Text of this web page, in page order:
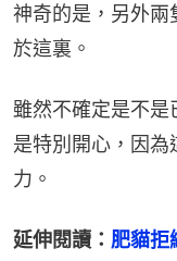
神奇的是，另外兩
於這裏。
雖然不確定是不
是特別開心，因
力。
延伸閱讀： 肥貓拒